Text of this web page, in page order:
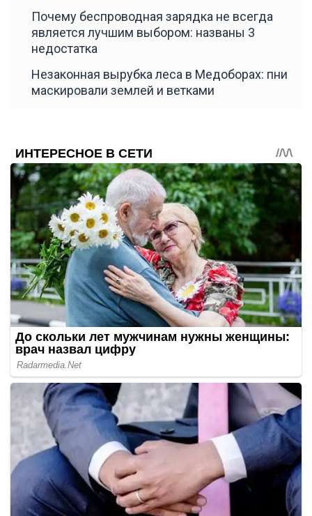
Почему беспроводная зарядка не всегда
является лучшим выбором: названы 3
недостатка
Незаконная вырубка леса в Медоборах: пни
маскировали землей и ветками